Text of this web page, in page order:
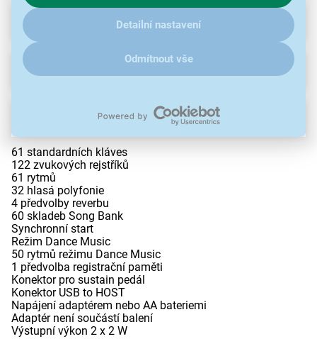
kliknětesem.
Detailní nastavení
Odmítnout vše
Popis
61 standardních kláves
122 zvukových rejstříků
61 rytmů
32 hlasá polyfonie
4 předvolby reverbu
60 skladeb Song Bank
Synchronní start
Režim Dance Music
50 rytmů režimu Dance Music
1 předvolba registrační paměti
Konektor pro sustain pedál
Konektor USB to HOST
Napájení adaptérem nebo AA bateriemi
Adaptér není součástí balení
Výstupní výkon 2 x 2 W
Recenze(1)